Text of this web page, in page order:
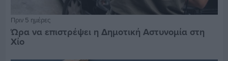
Πριν 5 ημέρες
Ώρα να επιστρέψει η Δημοτική Αστυνομία στη
Χίο